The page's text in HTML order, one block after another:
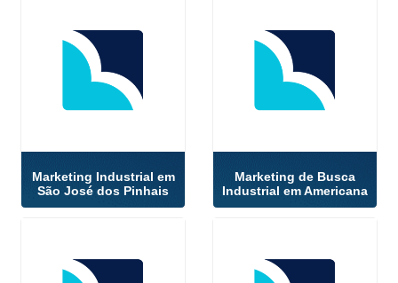
Marketing Industrial em
São José dos Pinhais
Marketing de Busca
Industrial em Americana